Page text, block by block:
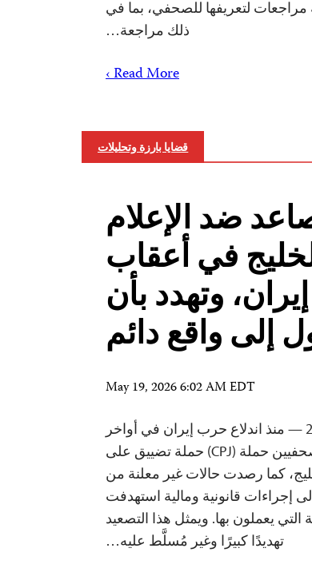
لتعريفها للصحفي، بما في
ذلك مراجعة…
Read More ›
قضايا بارزة وتحليلات
ضد الإعلام
في أعقاب
وتهدد بأن
إلى واقع دائم
May 19, 2026 6:02 AM EDT
واشنطن العاصمة، 6 مايو 2026 — منذ اندلاع حرب إيران في أواخر
فبراير/شباط, وثّقت لجنة حماية الصحفيين حملة (CPJ) حملة تضييق على
كما رصدت حالات غير معلنة من
إجراءات قانونية ومالية استهدفت
يعملون بها. ويمثل هذا التصعيد
تهديدًا كبيرًا وغير مُسلَّط عليه…